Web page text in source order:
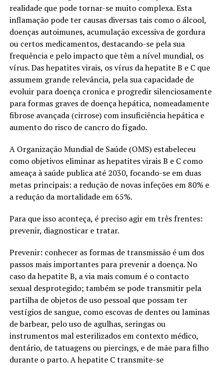
realidade que pode tornar-se muito complexa. Esta
inflamação pode ter causas diversas tais como o álcool,
doenças autoimunes, acumulação excessiva de gordura
ou certos medicamentos, destacando-se pela sua
frequência e pelo impacto que têm a nível mundial, os
vírus. Das hepatites virais, os vírus da hepatite B e C que
assumem grande relevância, pela sua capacidade de
evoluir para doença cronica e progredir silenciosamente
para formas graves de doença hepática, nomeadamente
fibrose avançada (cirrose) com insuficiência hepática e
aumento do risco de cancro do fígado.
A Organização Mundial de Saúde (OMS) estabeleceu
como objetivos eliminar as hepatites virais B e C como
ameaça à saúde publica até 2030, focando-se em duas
metas principais: a redução de novas infeções em 80% e
a redução da mortalidade em 65%.
Para que isso aconteça, é preciso agir em três frentes:
prevenir, diagnosticar e tratar.
Prevenir: conhecer as formas de transmissão é um dos
passos mais importantes para prevenir a doença. No
caso da hepatite B, a via mais comum é o contacto
sexual desprotegido; também se pode transmitir pela
partilha de objetos de uso pessoal que possam ter
vestígios de sangue, como escovas de dentes ou laminas
de barbear, pelo uso de agulhas, seringas ou
instrumentos mal esterilizados em contexto médico,
dentário, de tatuagens ou piercings, e de mãe para filho
durante o parto. A hepatite C transmite-se